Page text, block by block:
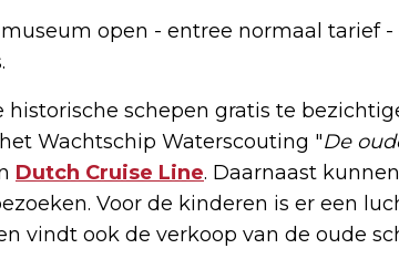
museum open - entree normaal tarief
schepen gratis te
Wachtschip Waterscouting "De
Dutch Cruise Line. Daarnaast
Voor de kinderen is er een
vindt ook de verkoop van de oude